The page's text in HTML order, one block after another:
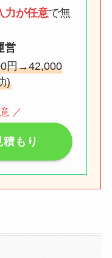
力が任意で無
営
円→42,000
)
／
もり